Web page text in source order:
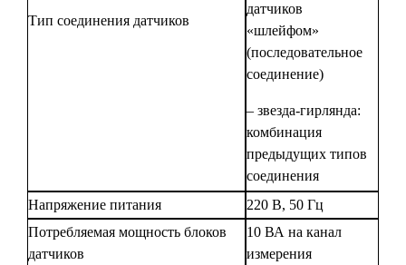
Тип соединения датчиков
датчиков
«шлейфом»
(последовательное
соединение)
– звезда-гирлянда:
комбинация
предыдущих типов
соединения
Напряжение питания
220 В, 50 Гц
Потребляемая мощность блоков
датчиков
10 ВА на канал
измерения